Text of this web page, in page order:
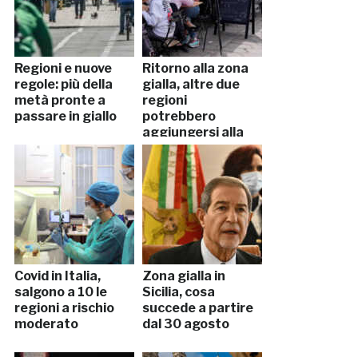
Regioni e nuove
regole: più della
metà pronte a
passare in giallo
Ritorno alla zona
gialla, altre due
regioni
potrebbero
aggiungersi alla
Sicilia
Covid in Italia,
salgono a 10 le
regioni a rischio
moderato
Zona gialla in
Sicilia, cosa
succede a partire
dal 30 agosto